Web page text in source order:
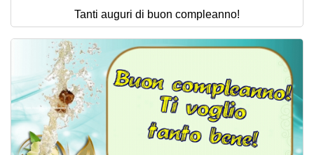
Tanti auguri di buon compleanno!